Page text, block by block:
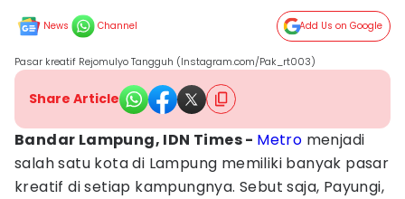
News Channel Add Us on Google
Pasar kreatif Rejomulyo Tangguh (Instagram.com/Pak_rt003)
Share Article
Bandar Lampung, IDN Times - Metro menjadi
salah satu kota di Lampung memiliki banyak pasar
kreatif di setiap kampungnya. Sebut saja, Payungi,